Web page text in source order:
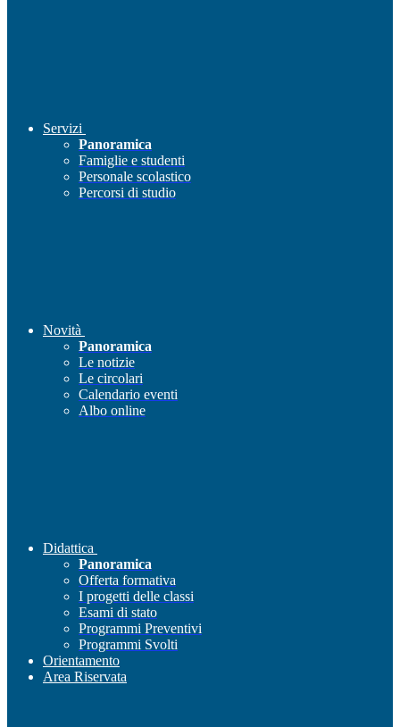
Servizi
Panoramica
Famiglie e studenti
Personale scolastico
Percorsi di studio
Novità
Panoramica
Le notizie
Le circolari
Calendario eventi
Albo online
Didattica
Panoramica
Offerta formativa
I progetti delle classi
Esami di stato
Programmi Preventivi
Programmi Svolti
Orientamento
Area Riservata